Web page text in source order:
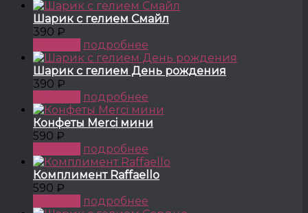
Шарик с гелием Смайл
390 ₽
подробнее
Шарик с гелием День рождения
390 ₽
подробнее
Конфеты Merci мини
590 ₽
подробнее
Комплимент Raffaello
590 ₽
подробнее